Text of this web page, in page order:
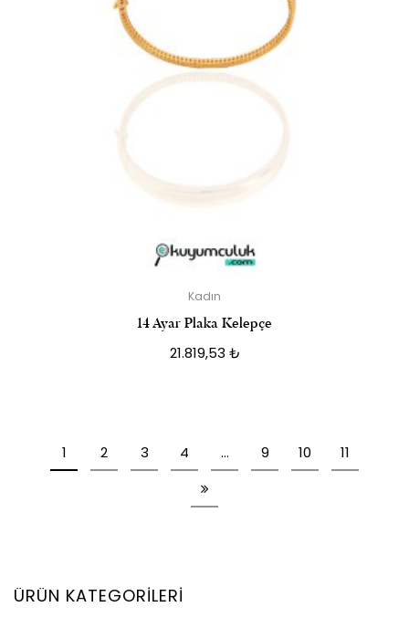
Kadın
14 Ayar Plaka Kelepçe
21.819,53 ₺
1 2 3 4 … 9 10 11
ÜRÜN KATEGORILERI